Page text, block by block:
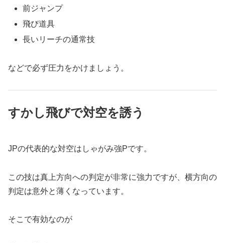
前ジャンプ
飛び道具
長いリーチの通常技
などで必ず圧力をかけましょう。
すかし飛びで対空を誘う
JPの代表的な対空はしゃがみ強Pです。
この技は真上方向への判定が非常に強力ですが、横方向の
判定は意外と薄くなっています。
そこで有効なのが